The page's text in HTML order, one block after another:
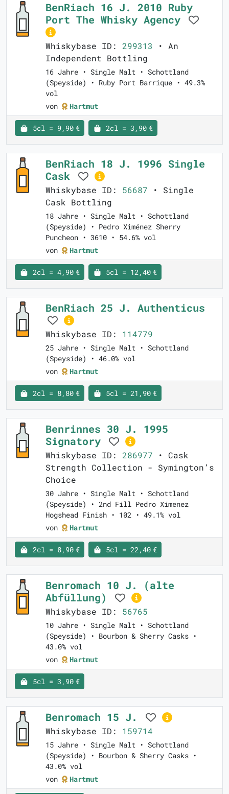
BenRiach 16 J. 2010 Ruby
Port The Whisky Agency
Whiskybase ID: 299313 • An
Independent Bottling
16 Jahre • Single Malt • Schottland
(Speyside) • Ruby Port Barrique • 49.3%
vol
von
Hartmut
5cl = 9,90 € 2cl = 3,90 €
BenRiach 18 J. 1996 Single
Cask
Whiskybase ID: 56687 • Single
Cask Bottling
18 Jahre • Single Malt • Schottland
(Speyside) • Pedro Ximénez Sherry
Puncheon • 3610 • 54.6% vol
von
Hartmut
2cl = 4,90 € 5cl = 12,40 €
BenRiach 25 J. Authenticus
Whiskybase ID: 114779
25 Jahre • Single Malt • Schottland
(Speyside) • 46.0% vol
von
Hartmut
2cl = 8,80 € 5cl = 21,90 €
Benrinnes 30 J. 1995
Signatory
Whiskybase ID: 286977 • Cask
Strength Collection - Symington’s
Choice
30 Jahre • Single Malt • Schottland
(Speyside) • 2nd Fill Pedro Ximenez
Hogshead Finish • 102 • 49.1% vol
von
Hartmut
2cl = 8,90 € 5cl = 22,40 €
Benromach 10 J. (alte
Abfüllung)
Whiskybase ID: 56765
10 Jahre • Single Malt • Schottland
(Speyside) • Bourbon & Sherry Casks •
43.0% vol
von
Hartmut
5cl = 3,90 €
Benromach 15 J.
Whiskybase ID: 159714
15 Jahre • Single Malt • Schottland
(Speyside) • Bourbon & Sherry Casks •
43.0% vol
von
Hartmut